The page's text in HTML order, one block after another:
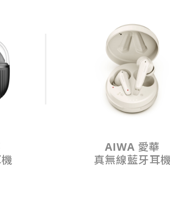
AIWA 愛華
真無線藍牙耳